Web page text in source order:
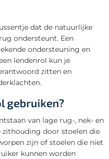
dat de natuurlijke
ondersteunt. Een
ondersteuning en
lendenrol kun je
zitten en
gebruiken?
van lage rug-, nek- en
zithouding door stoelen die
zijn of stoelen die niet
kunnen worden